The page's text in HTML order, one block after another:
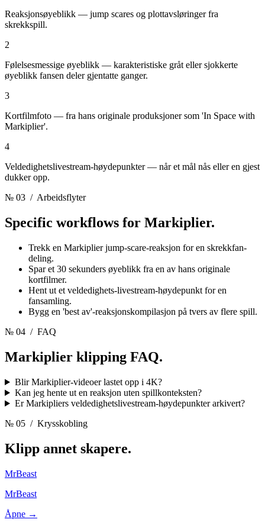
Reaksjonsøyeblikk — jump scares og plottavsløringer fra
skrekkspill.
2
Følelsesmessige øyeblikk — karakteristiske gråt eller sjokkerte
øyeblikk fansen deler gjentatte ganger.
3
Kortfilmfoto — fra hans originale produksjoner som 'In Space with
Markiplier'.
4
Veldedighetslivestream-høydepunkter — når et mål nås eller en gjest
dukker opp.
№ 03 / Arbeidsflyter
Specific workflows for Markiplier.
Trekk en Markiplier jump-scare-reaksjon for en skrekkfan-
deling.
Spar et 30 sekunders øyeblikk fra en av hans originale
kortfilmer.
Hent ut et veldedighets-livestream-høydepunkt for en
fansamling.
Bygg en 'best av'-reaksjonskompilasjon på tvers av flere spill.
№ 04 / FAQ
Markiplier klipping FAQ.
Blir Markiplier-videoer lastet opp i 4K?
Kan jeg hente ut en reaksjon uten spillkonteksten?
Er Markipliers veldedighetslivestream-høydepunkter arkivert?
№ 05 / Krysskobling
Klipp annet skapere.
MrBeast
MrBeast
Åpne →